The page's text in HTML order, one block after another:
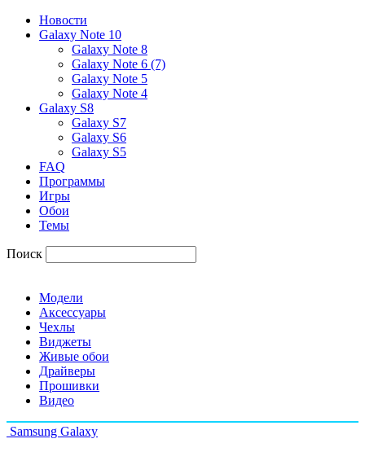
Новости
Galaxy Note 10
Galaxy Note 8
Galaxy Note 6 (7)
Galaxy Note 5
Galaxy Note 4
Galaxy S8
Galaxy S7
Galaxy S6
Galaxy S5
FAQ
Программы
Игры
Обои
Темы
Поиск
Модели
Аксессуары
Чехлы
Виджеты
Живые обои
Драйверы
Прошивки
Видео
Samsung Galaxy